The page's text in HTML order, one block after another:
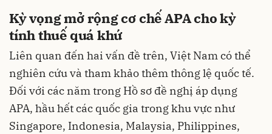
Kỳ vọng mở rộng cơ chế APA cho kỳ
tính thuế quá khứ
Liên quan đến hai vấn đề trên, Việt Nam có thể
nghiên cứu và tham khảo thêm thông lệ quốc tế.
Đối với các năm trong Hồ sơ đề nghị áp dụng
APA, hầu hết các quốc gia trong khu vực như
Singapore, Indonesia, Malaysia, Philippines,